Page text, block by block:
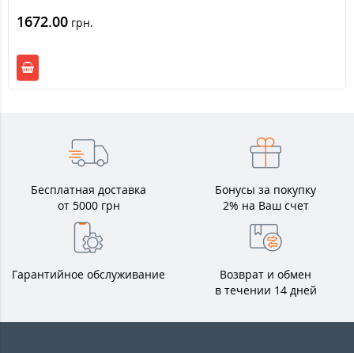
1672.00 грн.
Бесплатная доставка
от 5000 грн
Бонусы за покупку
2% на Ваш счет
Гарантийное обслуживание
Возврат и обмен
в течении 14 дней